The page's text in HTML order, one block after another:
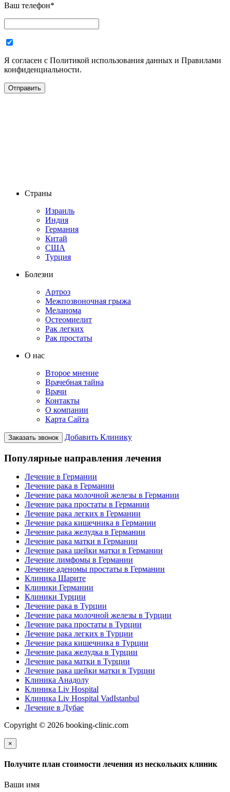
Ваш телефон*
Я согласен с Политикой использования данных и Правилами
конфиденциальности.
Страны
Израиль
Индия
Германия
Китай
США
Турция
Болезни
Артроз
Межпозвоночная грыжа
Меланома
Остеомиелит
Рак легких
Рак простаты
О нас
Второе мнение
Врачебная тайна
Врачи
Контакты
О компании
Карта Сайта
Заказать звонок Добавить Клинику
Популярные направления лечения
Лечение в Германии
Лечение рака в Германии
Лечение рака молочной железы в Германии
Лечение рака простаты в Германии
Лечение рака легких в Германии
Лечение рака кишечника в Германии
Лечение рака желудка в Германии
Лечение рака матки в Германии
Лечение рака шейки матки в Германии
Лечение лимфомы в Германии
Лечение аденомы простаты в Германии
Клиника Шарите
Клиники Германии
Клиники Турции
Лечение рака в Турции
Лечение рака молочной железы в Турции
Лечение рака простаты в Турции
Лечение рака легких в Турции
Лечение рака кишечника в Турции
Лечение рака желудка в Турции
Лечение рака матки в Турции
Лечение рака шейки матки в Турции
Клиника Анадолу
Клиника Liv Hospital
Клиника Liv Hospital VadIstanbul
Лечение в Дубае
Copyright © 2026 booking-clinic.com
×
Получите план стоимости лечения из нескольких клиник
Ваши имя